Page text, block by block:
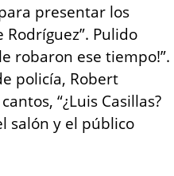
presentar los
Pulido
robaron ese tiempo!”.
policía, Robert
“¿Luis Casillas?
salón y el público